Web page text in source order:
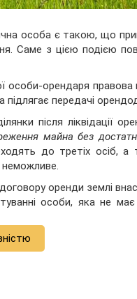
особа є такою, що
Саме з цією подією
орендаря правова
підлягає передачі
після ліквідації
майна без
до третіх осіб, а
неможливе.
оренди землі
особи, яка не має